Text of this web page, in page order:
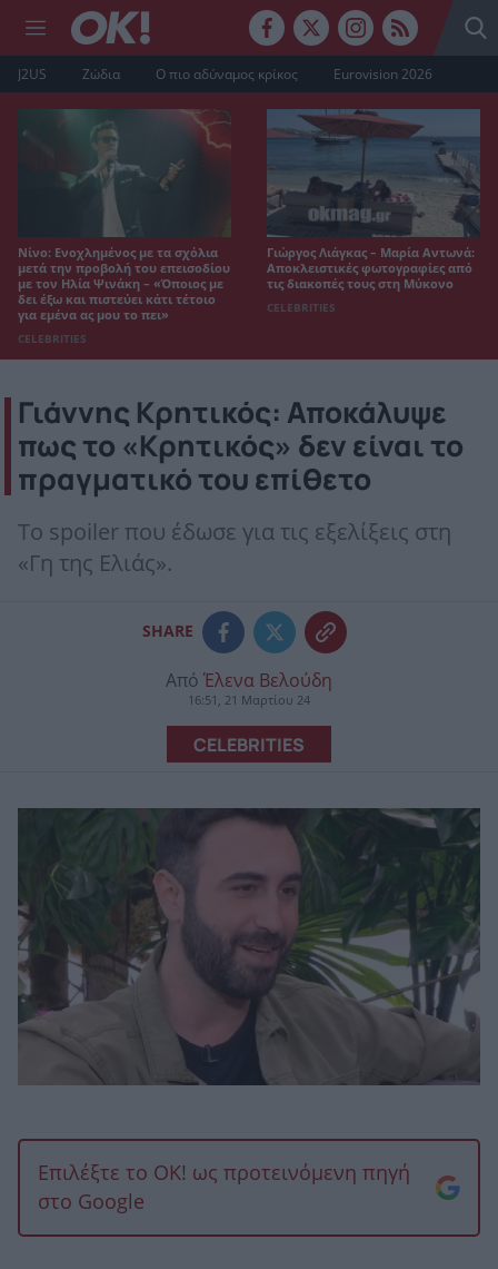
J2US Ζώδια Ο πιο αδύναμος κρίκος Eurovision 2026
Νίνο: Ενοχλημένος με τα σχόλια
μετά την προβολή του επεισοδίου
με τον Ηλία Ψινάκη – «Όποιος με
δει έξω και πιστεύει κάτι τέτοιο
για εμένα ας μου το πει»
CELEBRITIES
Γιώργος Λιάγκας – Μαρία Αντωνά:
Αποκλειστικές φωτογραφίες από
τις διακοπές τους στη Μύκονο
CELEBRITIES
Γιάννης Κρητικός: Αποκάλυψε
πως το «Κρητικός» δεν είναι το
πραγματικό του επίθετο
Το spoiler που έδωσε για τις εξελίξεις στη
«Γη της Ελιάς».
SHARE
Από Έλενα Βελούδη
16:51, 21 Μαρτίου 24
CELEBRITIES
Επιλέξτε το OK! ως προτεινόμενη πηγή
στο Google